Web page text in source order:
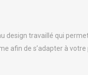
design travaillé qui
afin de s’adapter à votre